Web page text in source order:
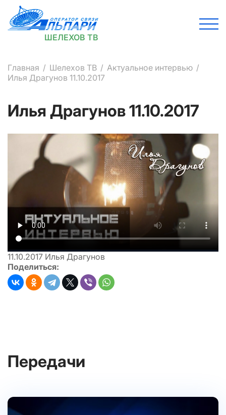
ШЕЛЕХОВ ТВ
Главная Шелехов ТВ
Актуальное интервью
Илья Драгунов 11.10.2017
Илья Драгунов 11.10.2017
11.10.2017 Илья Драгунов
Поделиться:
Передачи